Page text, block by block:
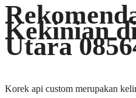
Kekinian
Utara
Korek api custom merupakan